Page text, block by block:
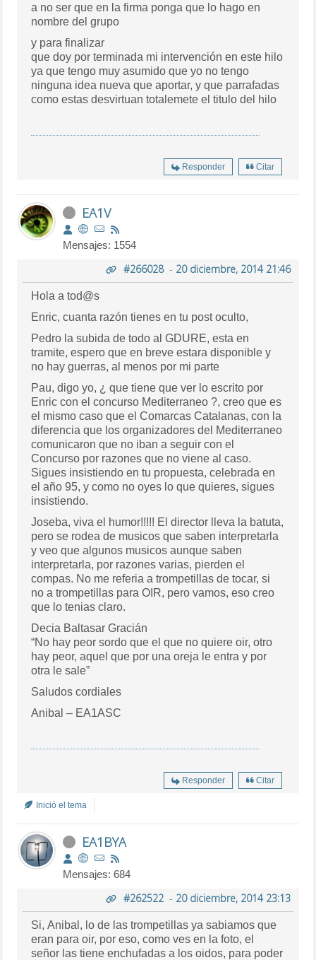
a no ser que en la firma ponga que lo hago en
nombre del grupo
y para finalizar
que doy por terminada mi intervención en este hilo
ya que tengo muy asumido que yo no tengo
ninguna idea nueva que aportar, y que parrafadas
como estas desvirtuan totalemete el titulo del hilo
Responder Citar
EA1V
Mensajes: 1554
#266028- 20 diciembre, 2014 21:46
Hola a tod@s
Enric, cuanta razón tienes en tu post oculto,
Pedro la subida de todo al GDURE, esta en
tramite, espero que en breve estara disponible y
no hay guerras, al menos por mi parte
Pau, digo yo, ¿ que tiene que ver lo escrito por
Enric con el concurso Mediterraneo ?, creo que es
el mismo caso que el Comarcas Catalanas, con la
diferencia que los organizadores del Mediterraneo
comunicaron que no iban a seguir con el
Concurso por razones que no viene al caso.
Sigues insistiendo en tu propuesta, celebrada en
el año 95, y como no oyes lo que quieres, sigues
insistiendo.
Joseba, viva el humor!!!!! El director lleva la batuta,
pero se rodea de musicos que saben interpretarla
y veo que algunos musicos aunque saben
interpretarla, por razones varias, pierden el
compas. No me referia a trompetillas de tocar, si
no a trompetillas para OIR, pero vamos, eso creo
que lo tenias claro.
Decia Baltasar Gracián
“No hay peor sordo que el que no quiere oir, otro
hay peor, aquel que por una oreja le entra y por
otra le sale”
Saludos cordiales
Anibal – EA1ASC
Responder Citar
Inició el tema
EA1BYA
Mensajes: 684
#262522- 20 diciembre, 2014 23:13
Si, Anibal, lo de las trompetillas ya sabiamos que
eran para oir, por eso, como ves en la foto, el
señor las tiene enchufadas a los oidos, para poder